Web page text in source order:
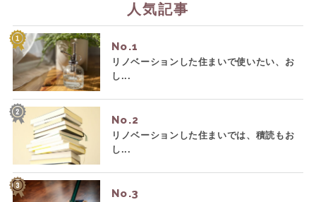
人気記事
No.
リノベーションした住まいで使いたい、お
し...
No.
リノベーションした住まいでは、積読もお
し...
No.